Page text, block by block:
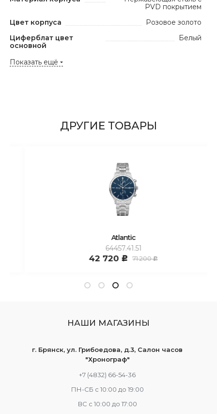
PVD покрытием
Цвет корпуса
Розовое золото
Циферблат цвет
основной
Белый
Показать ещё
ДРУГИЕ ТОВАРЫ
Atlantic
64457.41.51
42 720c 71 200c
НАШИ МАГАЗИНЫ
г. Брянск, ул. Грибоедова, д.3, Салон часов
"Хронограф"
+7 (4832) 66-54-36
ПН-СБ с 10:00 до 19:00
ВС с 10:00 до 17:00